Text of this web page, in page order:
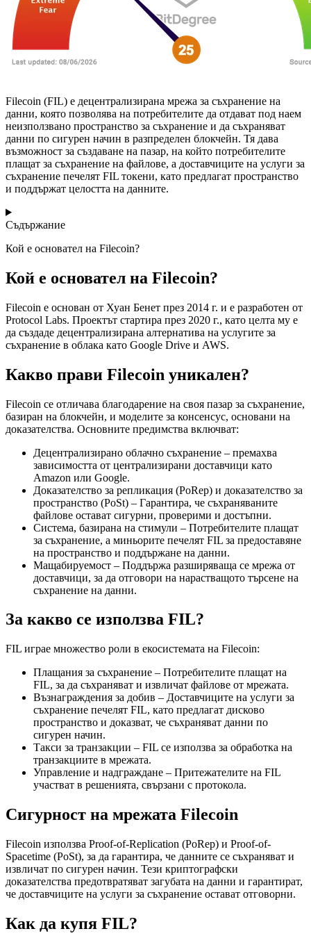
Filecoin (FIL) е децентрализирана мрежа за съхранение на
данни, която позволява на потребителите да отдават под наем
неизползвано пространство за съхранение и да съхраняват
данни по сигурен начин в разпределен блокчейн. Тя дава
възможност за създаване на пазар, на който потребителите
плащат за съхранение на файлове, а доставчиците на услуги за
съхранение печелят FIL токени, като предлагат пространство
и поддържат целостта на данните.
Съдържание
Кой е основател на Filecoin?
Кой е основател на Filecoin?
Filecoin е основан от Хуан Бенет през 2014 г. и е разработен от
Protocol Labs. Проектът стартира през 2020 г., като целта му е
да създаде децентрализирана алтернатива на услугите за
съхранение в облака като Google Drive и AWS.
Какво прави Filecoin уникален?
Filecoin се отличава благодарение на своя пазар за съхранение,
базиран на блокчейн, и моделите за консенсус, основани на
доказателства. Основните предимства включват:
Децентрализирано облачно съхранение – премахва
зависимостта от централизирани доставчици като
Amazon или Google.
Доказателство за репликация (PoRep) и доказателство за
пространство (PoSt) – Гарантира, че съхраняваните
файлове остават сигурни, проверими и достъпни.
Система, базирана на стимули – Потребителите плащат
за съхранение, а миньорите печелят FIL за предоставяне
на пространство и поддържане на данни.
Мащабируемост – Поддържа разширяваща се мрежа от
доставчици, за да отговори на нарастващото търсене на
съхранение на данни.
За какво се използва FIL?
FIL играе множество роли в екосистемата на Filecoin:
Плащания за съхранение – Потребителите плащат на
FIL, за да съхраняват и извличат файлове от мрежата.
Възнаграждения за добив – Доставчиците на услуги за
съхранение печелят FIL, като предлагат дисково
пространство и доказват, че съхраняват данни по
сигурен начин.
Такси за транзакции – FIL се използва за обработка на
транзакциите в мрежата.
Управление и надграждане – Притежателите на FIL
участват в решенията, свързани с протокола.
Сигурност на мрежата Filecoin
Filecoin използва Proof-of-Replication (PoRep) и Proof-of-
Spacetime (PoSt), за да гарантира, че данните се съхраняват и
извличат по сигурен начин. Тези криптографски
доказателства предотвратяват загубата на данни и гарантират,
че доставчиците на услуги за съхранение остават отговорни.
Как да купя FIL?